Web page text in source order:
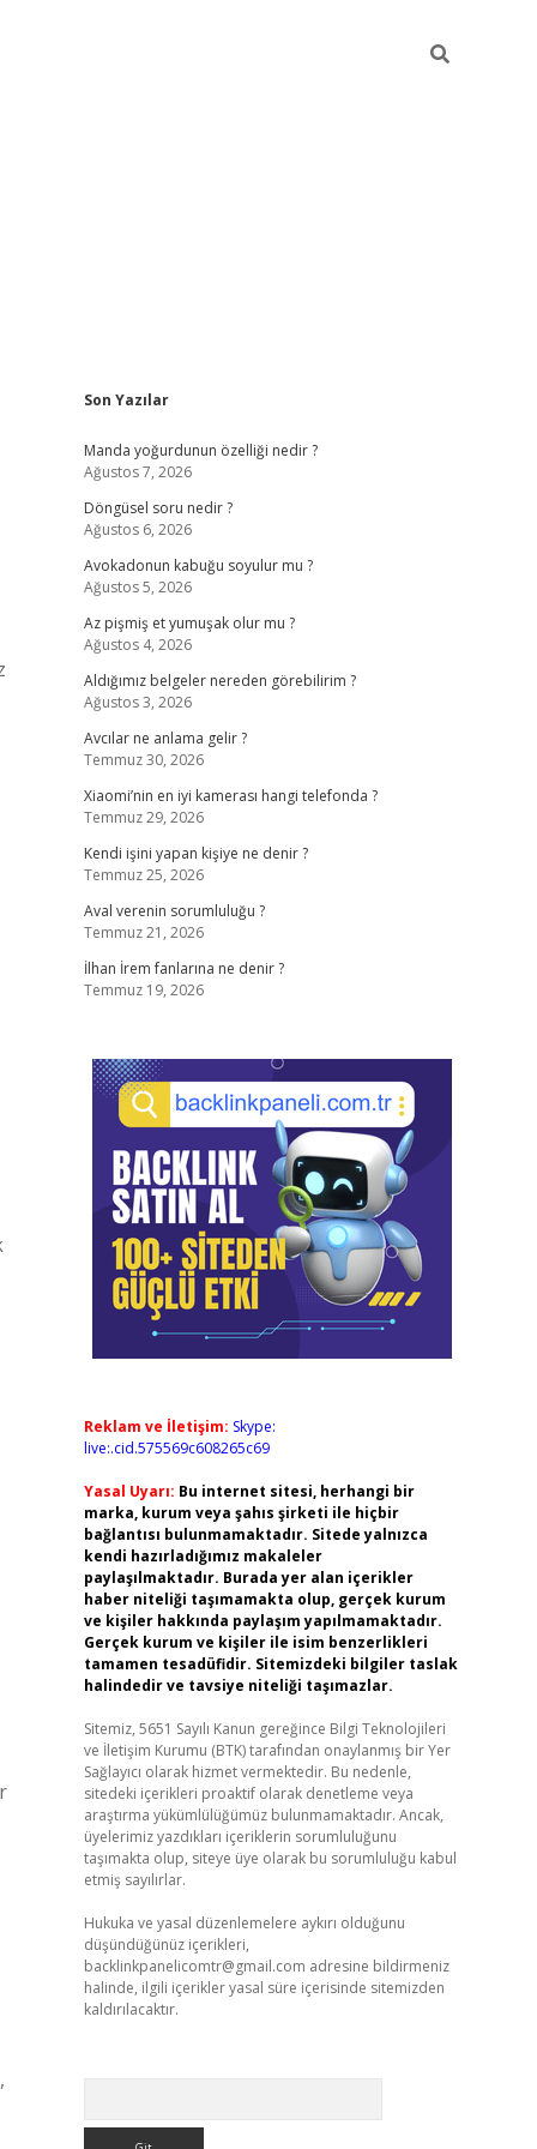
Sidebar
Son Yazılar
Manda yoğurdunun özelliği nedir ?
Ağustos 7, 2026
Döngüsel soru nedir ?
Ağustos 6, 2026
Avokadonun kabuğu soyulur mu ?
Ağustos 5, 2026
Az pişmiş et yumuşak olur mu ?
Ağustos 4, 2026
Aldığımız belgeler nereden görebilirim ?
Ağustos 3, 2026
Avcılar ne anlama gelir ?
Temmuz 30, 2026
Xiaomi’nin en iyi kamerası hangi telefonda ?
Temmuz 29, 2026
Kendi işini yapan kişiye ne denir ?
Temmuz 25, 2026
Aval verenin sorumluluğu ?
Temmuz 21, 2026
İlhan İrem fanlarına ne denir ?
Temmuz 19, 2026
Reklam ve İletişim: Skype:
live:.cid.575569c608265c69
Yasal Uyarı: Bu internet sitesi, herhangi bir
marka, kurum veya şahıs şirketi ile hiçbir
bağlantısı bulunmamaktadır. Sitede yalnızca
kendi hazırladığımız makaleler
paylaşılmaktadır. Burada yer alan içerikler
haber niteliği taşımamakta olup, gerçek kurum
ve kişiler hakkında paylaşım yapılmamaktadır.
Gerçek kurum ve kişiler ile isim benzerlikleri
tamamen tesadüfidir. Sitemizdeki bilgiler taslak
halindedir ve tavsiye niteliği taşımazlar.
Sitemiz, 5651 Sayılı Kanun gereğince Bilgi Teknolojileri
ve İletişim Kurumu (BTK) tarafından onaylanmış bir Yer
Sağlayıcı olarak hizmet vermektedir. Bu nedenle,
sitedeki içerikleri proaktif olarak denetleme veya
araştırma yükümlülüğümüz bulunmamaktadır. Ancak,
üyelerimiz yazdıkları içeriklerin sorumluluğunu
taşımakta olup, siteye üye olarak bu sorumluluğu kabul
etmiş sayılırlar.
Hukuka ve yasal düzenlemelere aykırı olduğunu
düşündüğünüz içerikleri,
backlinkpanelicomtr@gmail.com adresine bildirmeniz
halinde, ilgili içerikler yasal süre içerisinde sitemizden
kaldırılacaktır.